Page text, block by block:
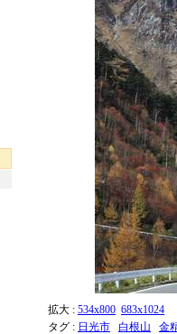
拡大 : 534x800 683x1024
タグ : 日光市 白根山 金